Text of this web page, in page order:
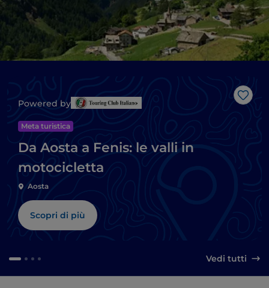
Like
Powered by
Meta turistica
Da Aosta a Fenis: le valli in
motocicletta
Aosta
Scopri di più
Vedi tutti